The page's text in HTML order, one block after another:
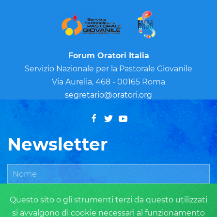
Questo sito o gli strumenti terzi da questo utilizzati
si avvalgono di cookie necessari al funzionamento
Forum Oratori Italia
Servizio Nazionale per la Pastorale Giovanile
Via Aurelia, 468 - 00165 Roma
segretario@oratori.org
Newsletter